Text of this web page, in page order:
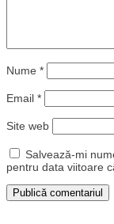
Nume *
Email *
Site web
Salvează-mi
pentru data viitoare